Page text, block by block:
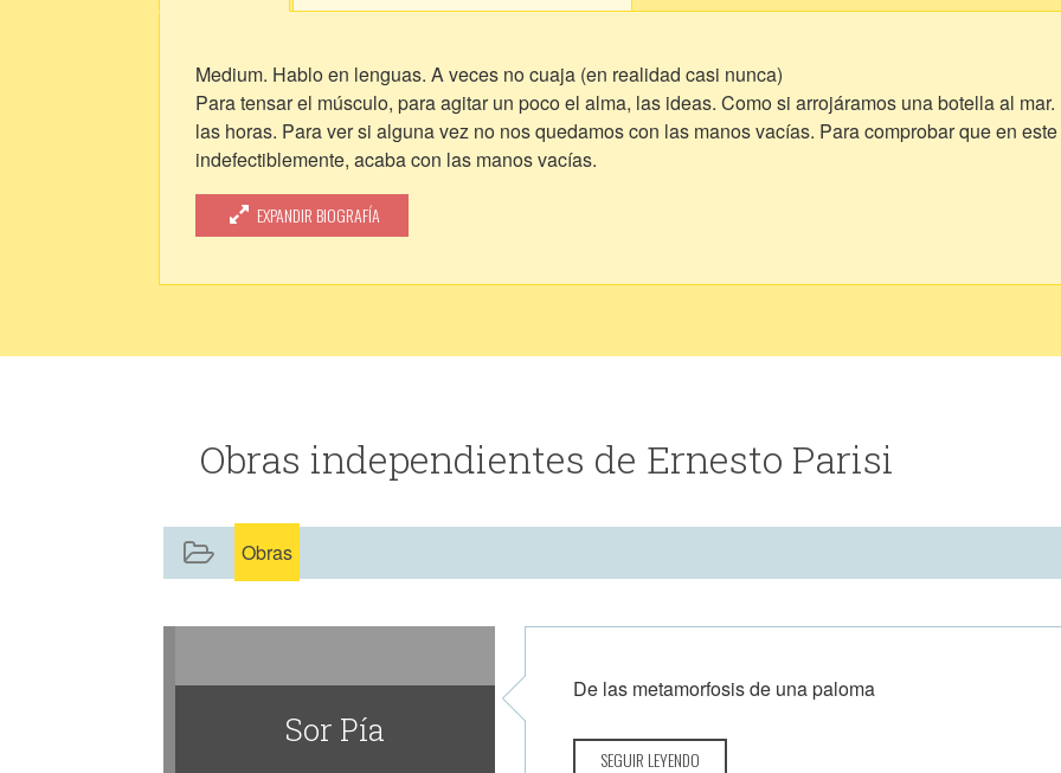
Medium. Hablo en lenguas. A veces no cuaja (en realidad casi nunca)
Para tensar el músculo, para agitar un poco el alma, las ideas. Como si arrojáramos una botella al
las horas. Para ver si alguna vez no nos quedamos con las manos vacías. Para comprobar que en
indefectiblemente, acaba con las manos vacías.
Porque no tenemos otra cosa en qué ocuparnos. Por no saber qué hacer con nuestras vidas. Por no
en realidad no sabemos hacer nada. Por temor, de tanto asco. Por puro instinto imitativo. Por celos,
si así nos baja alguna fe – en algo, en lo que fuera – Quizás, en realidad no sepamos bien por qué y
Que desconfíe del sustantivo. Más del adverbio y del adjetivo. Que al verbo le descubra el movimiento
cante. Que no aspire a convencer. Que nos convenza. Que busque, con algo de malicia, el más dulce
que esconda lo complejo en lo sencillo. Que se presente un poco sucia, chusca, inacabada. Leve y
Con pudor, con desvergüenza. Con temor, con alegría. Con ilusión. Sin esperanzas.
Como si nos jugáramos la vida en lo que hacemos. Como un juego.
EXPANDIR BIOGRAFÍA
Obras independientes de Ernesto Parisi
Obras
Sor Pía
De las metamorfosis de una paloma
SEGUIR LEYENDO